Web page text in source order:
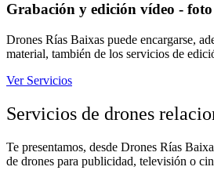
Grabación y edición vídeo - foto
Drones Rías Baixas puede encargarse,
material, también de los servicios de
Ver Servicios
Servicios de drones
Te presentamos, desde Drones Rías
de drones para publicidad, televisión o